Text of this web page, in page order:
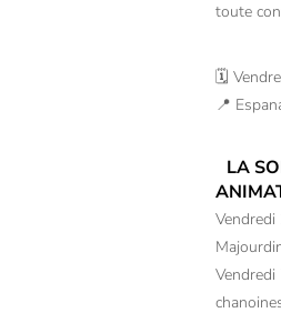
toute
🗓
📍
LA